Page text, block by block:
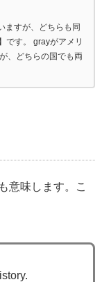
ますが、どちらも同
です。 grayがアメリ
、どちらの国でも両
意味します。こ